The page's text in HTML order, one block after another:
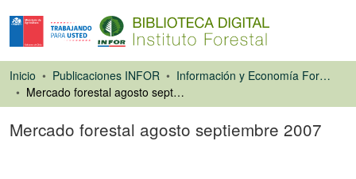
Inicio Publicaciones INFOR
Información y Economía Forestal
Mercado forestal agosto septiembre 2007
Mercado forestal agosto septiembre 2007